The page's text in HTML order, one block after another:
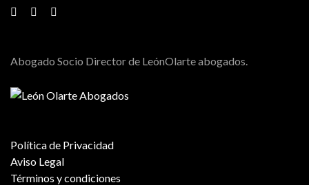
Abogado Socio Director de LeónOlarte abogados.
Política de Privacidad
Aviso Legal
Términos y condiciones